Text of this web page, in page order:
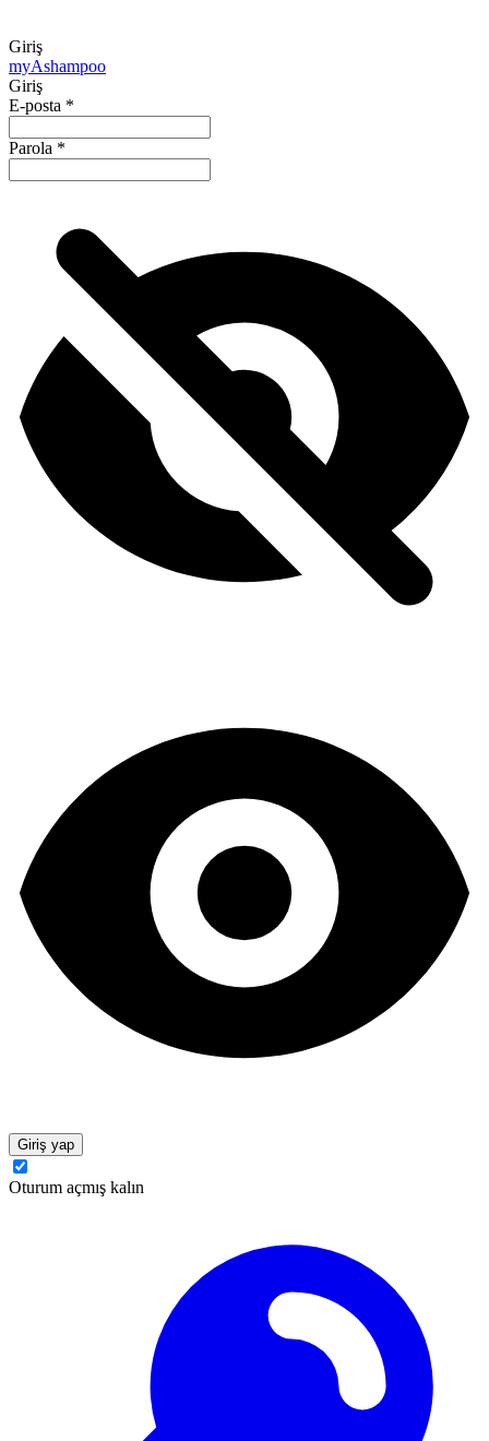
Giriş
myAshampoo
Giriş
E-posta *
Parola *
Giriş yap
Oturum açmış kalın